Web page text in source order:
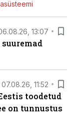
13:07
07.08.26, 11:52
toodetud
on tunnustus